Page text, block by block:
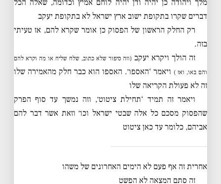
מלך ויהודה כן יהיה ודן יהיה לוחם אמיץ וכדומה, שאלה הכל
דברים שקרו בתקופת ישוב ארץ ישראל לא בתקופת יעקב
רק החלק הראשון של הפסוק כן אומר שקרא להם, אז טעיתי
בזה.
זה הולך ויקרא יעקב (וזה סיפור שלא כתוב, שלח שליח או מה וקרא להם
והם באו, ואז ) ויאמר ‘האספו׳. האספו הוא כבר חלק מהאמירה שלו
זה לא פעולת הקריאה שלו
ויאמר זה תמיד ‘תחילת ציטוט׳, וזה נמשך עד סוף הפרק
שהפסוק מסכם כל אלה שבטי ישראל וכו׳ וזאת אשר דבר להם
אביהם, כלומר עד כאן ציטוט
אחרית זה אף פעם לא הימים האחרונים של משהו
זה סתם המצאה לא הפשט